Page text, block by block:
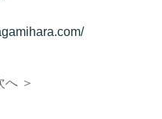
へ ＞